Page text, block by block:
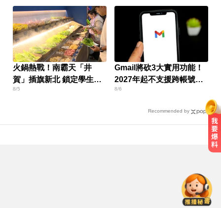
火鍋熱戰！南霸天「井
賀」插旗新北 鎖定學生族
群
8/5
Gmail將砍3大實用功能！
2027年起不支援跨帳號寄
信
8/6
Recommended by